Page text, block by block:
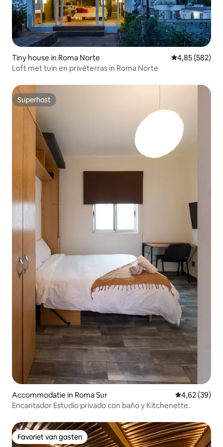
Tiny house in Roma Norte Gemiddelde
4,85 (582)
Loft met tuin en privéterras in Roma Norte
Superhost
Superhost
Accommodatie in Roma Sur Gemiddelde
4,62 (39)
Encantador Estudio privado con baño y Kitchenette.
Favoriet van gasten
Favoriet van gasten